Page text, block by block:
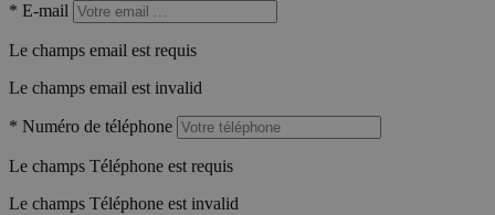
* E-mail
Le champs email est requis
Le champs email est invalid
* Numéro de téléphone
Le champs Téléphone est requis
Le champs Téléphone est invalid